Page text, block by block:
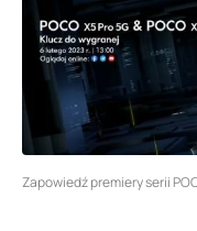
Zapowiedź premiery serii